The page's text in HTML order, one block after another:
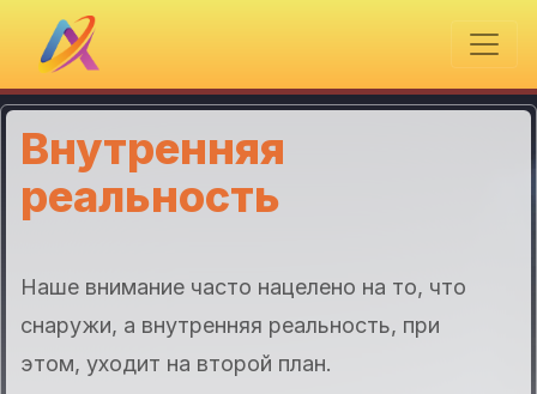
Внутренняя
реальность
Наше внимание часто нацелено на то, что
снаружи, а внутренняя реальность, при
этом, уходит на второй план.